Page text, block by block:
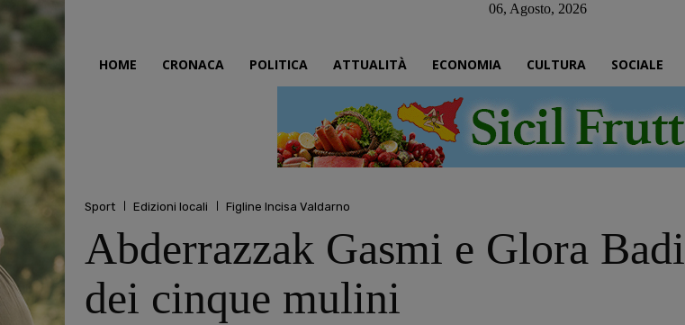
06, Agosto, 2026
HOME CRONACA POLITICA ATTUALITÀ ECONOMIA CULTURA SOCIALE
Sport Edizioni locali Figline Incisa Valdarno
Abderrazzak Gasmi e Glora
dei cinque mulini